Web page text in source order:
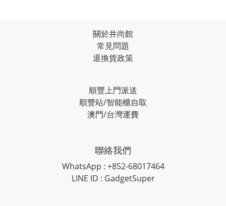
關於井尚館
常見問題
退換貨政策
順豐上門派送
順豐站/智能櫃自取
澳門/台灣運費
聯絡我們
WhatsApp : +852-68017464
LINE ID : GadgetSuper